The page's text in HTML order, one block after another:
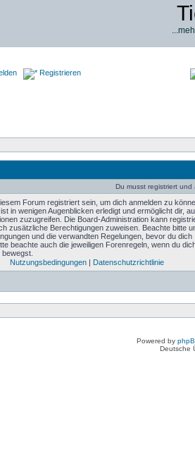
Registrieren
Du musst registriert
Forum registriert sein, um dich anmelden zu
in wenigen Augenblicken erledigt und ermöglicht dir,
zuzugreifen. Die Board-Administration kann
zusätzliche Berechtigungen zuweisen. Beachte bitte
und die verwandten Regelungen, bevor du dich
beachte auch die jeweiligen Forenregeln, wenn du
Nutzungsbedingungen| Datenschutzrichtlinie
Powered by
Deutsche